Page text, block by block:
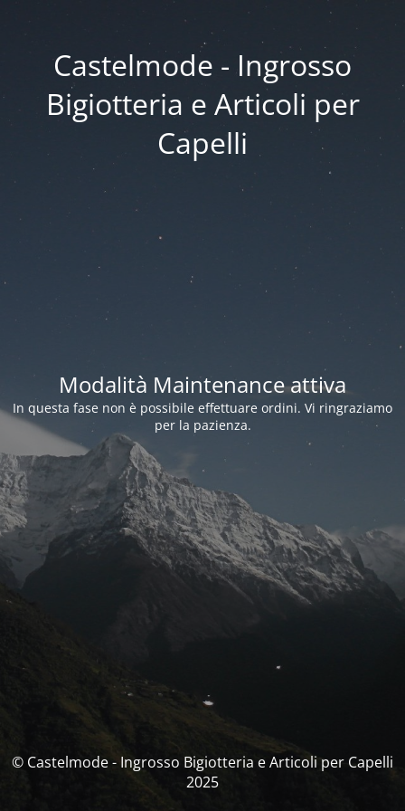
Castelmode - Ingrosso
Bigiotteria e Articoli per
Capelli
Modalità Maintenance attiva
In questa fase non è possibile effettuare ordini. Vi ringraziamo
per la pazienza.
© Castelmode - Ingrosso Bigiotteria e Articoli per Capelli
2025